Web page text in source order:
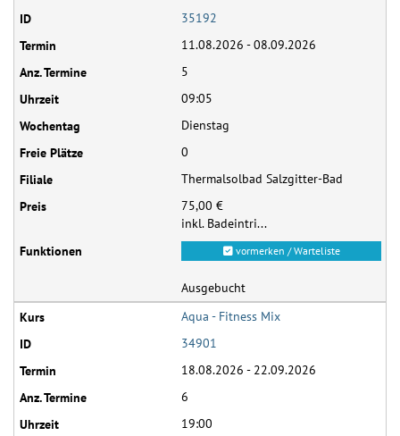
35192
11.08.2026 - 08.09.2026
5
09:05
Dienstag
0
Thermalsolbad Salzgitter-Bad
75,00 €
inkl. Badeintri...
vormerken / Warteliste
Ausgebucht
Aqua - Fitness Mix
34901
18.08.2026 - 22.09.2026
6
19:00